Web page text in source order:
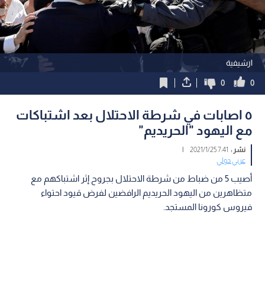
ارشيفية
0
0
٥ اصابات في شرطة الاحتلال بعد اشتباكات
مع اليهود "الحريديم"
نشر : 7:41 2021/1/25
|
عربي دولي
أصيب 5 من ضباط من شرطة الاحتلال بجروح إثر اشتباكهم مع
متظاهرين من اليهود الحريديم الرافضين لفرض قيود احتواء
فيروس كورونا المستجد.